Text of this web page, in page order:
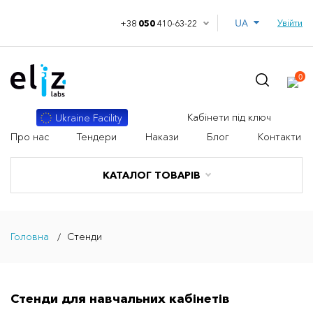
+38 050410-63-22 Увійти
КАТАЛОГ ТОВАРІВ
Ukraine Facility
Кабінети під ключ
Про нас
Тендери Накази Блог Контакти
0
Головна Стенди
Стенди для навчальних кабінетів